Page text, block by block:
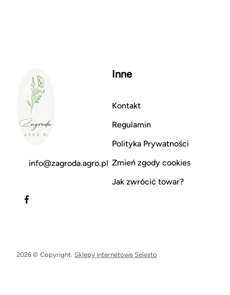
info@zagroda.agro.pl
Inne
Kontakt
Regulamin
Polityka Prywatności
Zmień zgody cookies
Jak zwrócić towar?
2026 © Copyright. Sklepy internetowe Selesto